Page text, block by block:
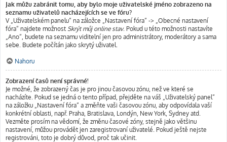
Jak můžu zabránit tomu, aby bylo moje uživatelské jméno zobrazeno na
seznamu uživatelů nacházejících se ve fóru?
V „Uživatelském panelu“ na záložce „Nastavení fóra“ -> „Obecné nastavení
fóra“ najdete možnost Skrýt můj online stav. Pokud u této možnosti nastavíte
„Ano“, budete na seznamu viditelní jen pro administrátory, moderátory a sama
sebe. Budete počítán jako skrytý uživatel.
Nahoru
Zobrazení časů není správné!
Je možné, že zobrazený čas je pro jinou časovou zónu, než ve které se
nacházíte. Pokud se jedná o tento případ, přejděte na váš „Uživatelský panel“
na záložku „Nastavení fóra“ a změňte vaši časovou zónu, aby odpovídala vaší
konkrétní oblasti, např. Praha, Bratislava, Londýn, New York, Sydney atd.
Vezměte prosím na vědomí, že změnu časové zóny, stejně jako většinu
nastavení, můžou provádět jen zaregistrovaní uživatelé. Pokud ještě nejste
registrováni, toto je dobrý důvod, proč tak učinit.